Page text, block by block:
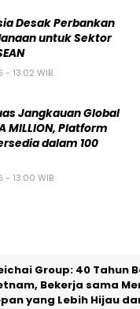
Desak Perbankan
untuk Sektor
13:02 WIB
Jangkauan Global
MILLION, Platform
dalam 100
- 13:00 WIB
Group: 40 Tahun
Bekerja sama
yang Lebih Hijau